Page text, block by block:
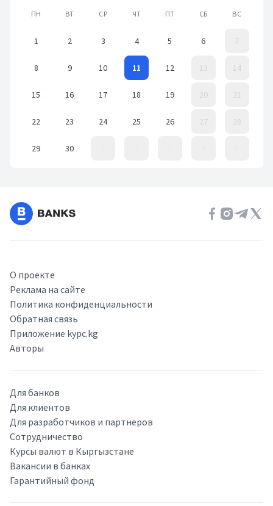
ПН ВТ СР ЧТ ПТ СБ ВС
1 2 3 4 5 6 7
8 9 10 11 12 13 14
15 16 17 18 19 20 21
22 23 24 25 26 27 28
29 30
О проекте
Реклама на сайте
Политика конфиденциальности
Обратная связь
Приложение kypc.kg
Авторы
Для банков
Для клиентов
Для разработчиков и партнёров
Сотрудничество
Курсы валют в Кыргызстане
Вакансии в банках
Гарантийный фонд